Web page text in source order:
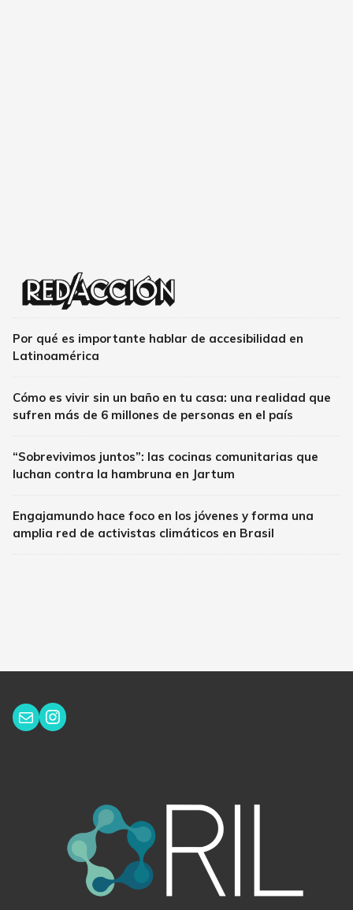
Por qué es importante hablar de accesibilidad en
Latinoamérica
Cómo es vivir sin un baño en tu casa: una realidad que
sufren más de 6 millones de personas en el país
“Sobrevivimos juntos”: las cocinas comunitarias que
luchan contra la hambruna en Jartum
Engajamundo hace foco en los jóvenes y forma una
amplia red de activistas climáticos en Brasil
Correo electrónico
Instagram